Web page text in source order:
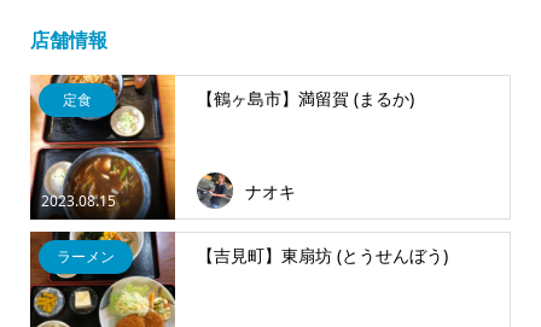
店舗情報
2023.08.15
定食 【鶴ヶ島市】満留賀 (まるか)
ナオキ
ラーメン 【吉見町】東扇坊 (とうせんぼう)